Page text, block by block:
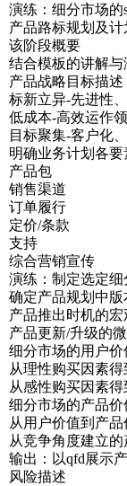
演练：细分市场的
产品路标规划及计
该阶段概要
结合模板的讲解
产品战略目标描述
标新立异-先进性
低成本-高效运作
目标聚集-客户化
明确业务计划各要
产品包
销售渠道
订单履行
定价/条款
支持
综合营销宣传
演练：制定选定细
确定产品规划中版
产品推出时机的宏
产品更新/升级的
细分市场的用户价
从理性购买因素
从感性购买因素
细分市场的产品价
从用户价值到产
从竞争角度建立
输出：以qfd展示
风险描述